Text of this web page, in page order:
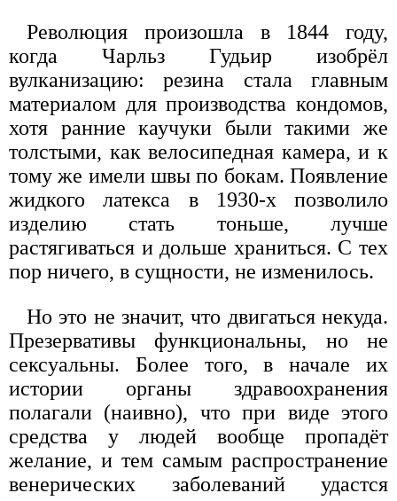
Революция произошла в 1844 году,
когда Чарльз Гудьир изобрёл
вулканизацию: резина стала главным
материалом для производства кондомов,
хотя ранние каучуки были такими же
толстыми, как велосипедная камера, и к
тому же имели швы по бокам. Появление
жидкого латекса в 1930-х позволило
изделию стать тоньше, лучше
растягиваться и дольше храниться. С тех
пор ничего, в сущности, не изменилось.
Но это не значит, что двигаться некуда.
Презервативы функциональны, но не
сексуальны. Более того, в начале их
истории органы здравоохранения
полагали (наивно), что при виде этого
средства у людей вообще пропадёт
желание, и тем самым распространение
венерических заболеваний удастся